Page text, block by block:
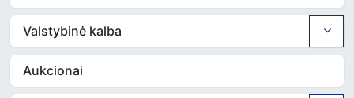
Valstybinė kalba
Aukcionai